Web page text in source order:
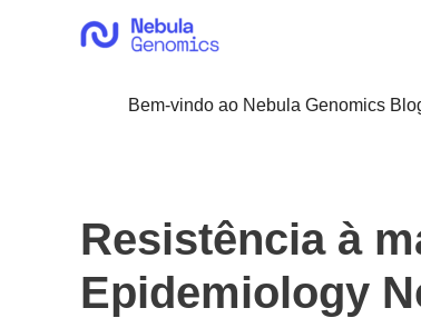
Bem-vindo ao Nebula Genomics
Resistência à
Epidemiology